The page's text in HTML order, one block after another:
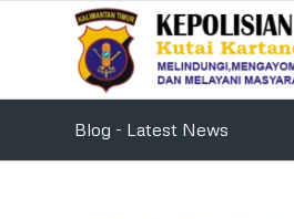
Blog - Latest News